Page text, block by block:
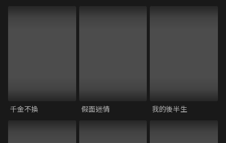
千金不換 假面迷情 我的後半生